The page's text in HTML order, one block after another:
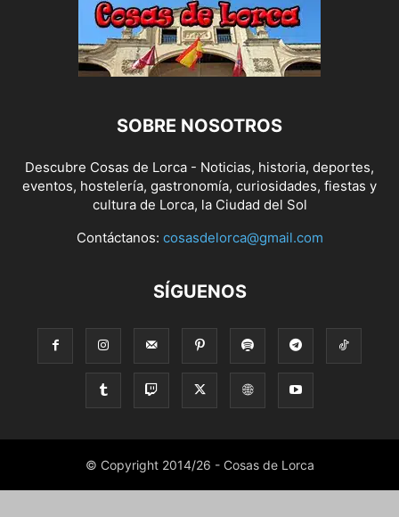
SOBRE NOSOTROS
Descubre Cosas de Lorca - Noticias, historia, deportes,
eventos, hostelería, gastronomía, curiosidades, fiestas y
cultura de Lorca, la Ciudad del Sol
Contáctanos: cosasdelorca@gmail.com
SÍGUENOS
© Copyright 2014/26 - Cosas de Lorca